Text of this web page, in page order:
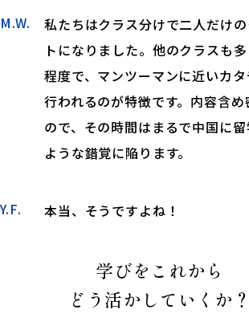
M.W.
私たちはクラス分けで二人だけ
トになりました。他のクラスも
程度で、マンツーマンに近いカ
行われるのが特徴です。内容含め
ので、その時間はまるで中国に
ような錯覚に陥ります。
Y.F. 本当、そうですよね！
学びをこれから
どう活かしていくか？